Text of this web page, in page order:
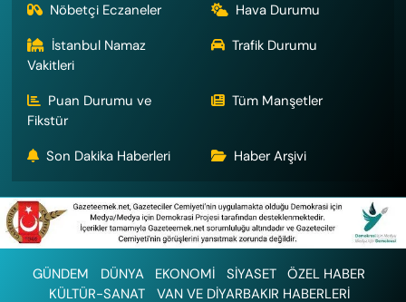
Nöbetçi Eczaneler
Hava Durumu
İstanbul Namaz
Vakitleri
Trafik Durumu
Puan Durumu ve
Fikstür
Tüm Manşetler
Son Dakika Haberleri Haber Arşivi
GÜNDEM DÜNYA EKONOMİ SİYASET
ÖZEL HABER
KÜLTÜR-SANAT
VAN VE DİYARBAKIR HABERLERİ